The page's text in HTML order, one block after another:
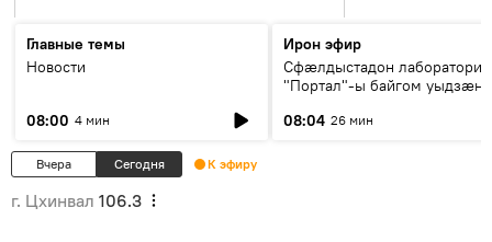
Главные темы
Новости
08:00 4 мин
Ирон эфир
Сфæлдыстадон лаборатори
"Портал"-ы байгом уыдзæн
Æхсары куыстыты равдыст
08:04 26 мин
Вчера Сегодня К эфиру
г. Цхинвал 106.3